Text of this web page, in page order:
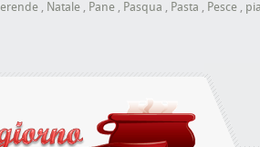
, Natale , Pane , Pasqua , Pasta , Pesce ,